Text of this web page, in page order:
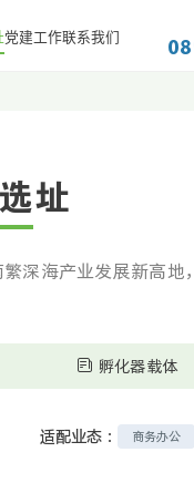
党建工作联系我们
址
深海产业发展新高地
孵化器载体
适配业态： 商务办公